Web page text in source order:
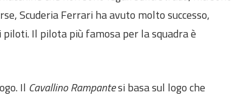
Scuderia Ferrari ha avuto molto successo,
Il pilota più famosa per la squadra è
Il Cavallino Rampantesi basa sul logo che